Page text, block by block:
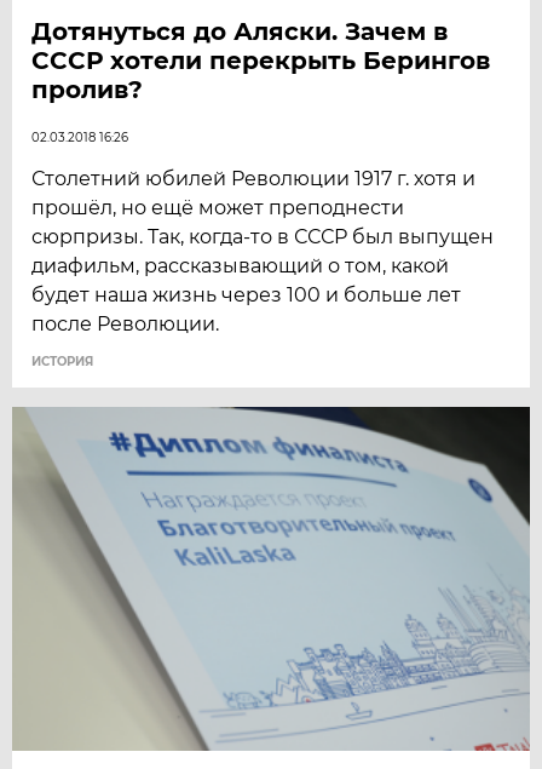
Дотянуться до Аляски. Зачем в
СССР хотели перекрыть Берингов
пролив?
02.03.2018 16:26
Столетний юбилей Революции 1917 г. хотя и
прошёл, но ещё может преподнести
сюрпризы. Так, когда-то в СССР был выпущен
диафильм, рассказывающий о том, какой
будет наша жизнь через 100 и больше лет
после Революции.
ИСТОРИЯ